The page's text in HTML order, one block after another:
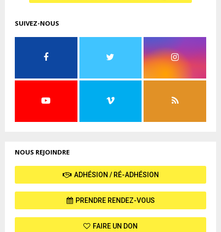
SUIVEZ-NOUS
NOUS REJOINDRE
ADHÉSION / RÉ-ADHÉSION
PRENDRE RENDEZ-VOUS
FAIRE UN DON